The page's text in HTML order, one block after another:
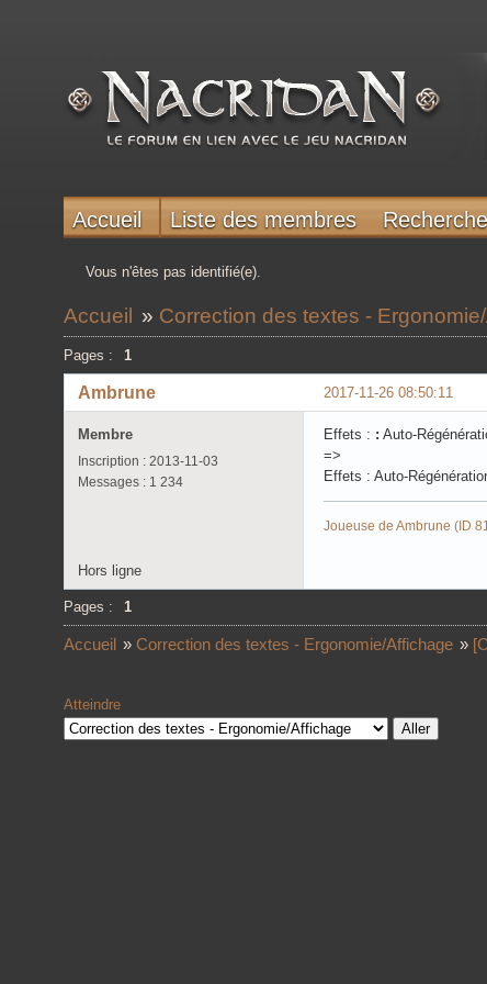
Accueil Liste des membres Recherche
Vous n'êtes pas identifié(e).
Accueil » Correction des textes -
Pages : 1
2017-11-26 08:50:11
Ambrune
Membre
Inscription : 2013-11-03
Messages : 1 234
Effets : : Auto-
=>
Effets : Auto-
Joueuse de Ambrune (ID
Hors ligne
Pages : 1
Accueil » Correction des textes - Ergonomie/Affichage »
Atteindre